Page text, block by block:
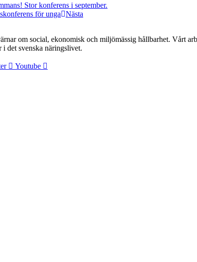
Stor konferens i september.
för unga Nästa
om social, ekonomisk och miljömässig hållbarhet. Vårt
det svenska näringslivet.
Youtube